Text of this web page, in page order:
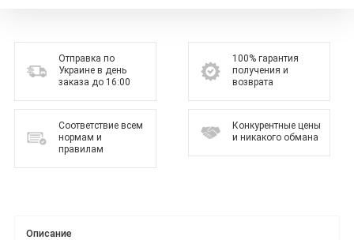
Отправка по
Украине в день
заказа до 16:00
Соответствие всем
нормам и
правилам
100% гарантия
получения и
возврата
Конкурентные цены
и никакого обмана
Описание